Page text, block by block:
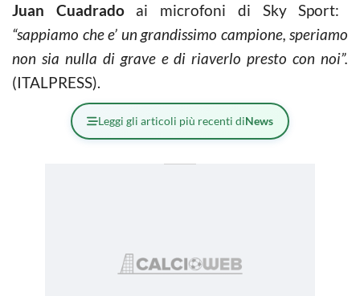
Juan Cuadradoai microfoni di Sky Sport:
“sappiamo che e’ un grandissimo campione, speriamo
non sia nulla di grave e di riaverlo presto con noi”.
(ITALPRESS).
Leggi gli articoli più recenti diNews